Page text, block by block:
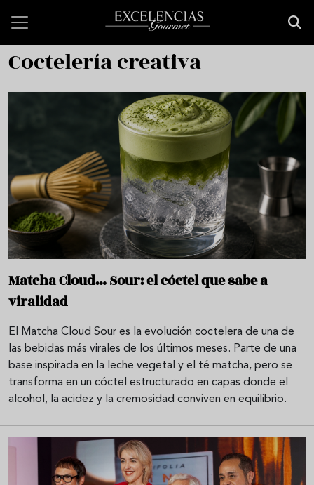
Coctelería creativa
Matcha Cloud… Sour: el cóctel que sabe a
viralidad
El Matcha Cloud Sour es la evolución coctelera de una de
las bebidas más virales de los últimos meses. Parte de una
base inspirada en la leche vegetal y el té matcha, pero se
transforma en un cóctel estructurado en capas donde el
alcohol, la acidez y la cremosidad conviven en equilibrio.